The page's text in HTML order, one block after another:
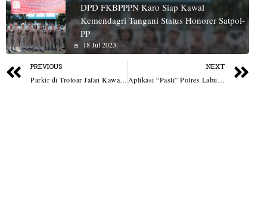
DPD FKBPPPN Karo Siap Kawal
Kemendagri Tangani Status Honorer Satpol-
PP
18 Jul 2023
PREVIOUS
Parkir di Trotoar Jalan Kawasan Kesawan, Siap-Siap Ban Digembosi
NEXT
Aplikasi “Pasti” Polres Labuhanbatu Berhasil Turunkan Angka Stunting